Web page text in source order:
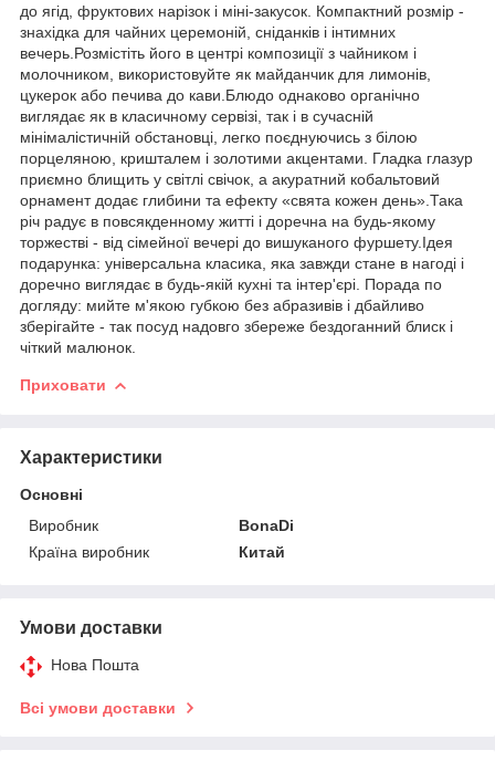
до ягід, фруктових нарізок і міні-закусок. Компактний розмір -
знахідка для чайних церемоній, сніданків і інтимних
вечерь.Розмістіть його в центрі композиції з чайником і
молочником, використовуйте як майданчик для лимонів,
цукерок або печива до кави.Блюдо однаково органічно
виглядає як в класичному сервізі, так і в сучасній
мінімалістичній обстановці, легко поєднуючись з білою
порцеляною, кришталем і золотими акцентами. Гладка глазур
приємно блищить у світлі свічок, а акуратний кобальтовий
орнамент додає глибини та ефекту «свята кожен день».Така
річ радує в повсякденному житті і доречна на будь-якому
торжестві - від сімейної вечері до вишуканого фуршету.Ідея
подарунка: універсальна класика, яка завжди стане в нагоді і
доречно виглядає в будь-якій кухні та інтер'єрі. Порада по
догляду: мийте м'якою губкою без абразивів і дбайливо
зберігайте - так посуд надовго збереже бездоганний блиск і
чіткий малюнок.
Приховати
Характеристики
Основні
Виробник
BonaDi
Країна виробник
Китай
Умови доставки
Нова Пошта
Всі умови доставки